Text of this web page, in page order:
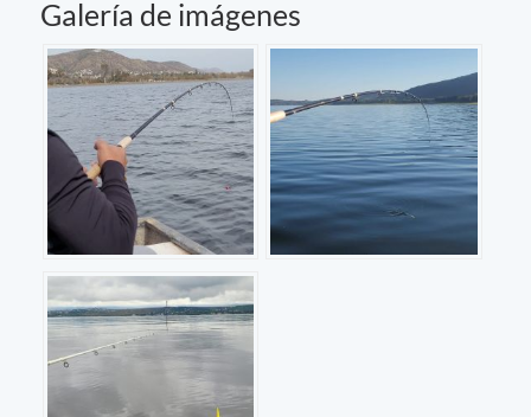
Galería de imágenes